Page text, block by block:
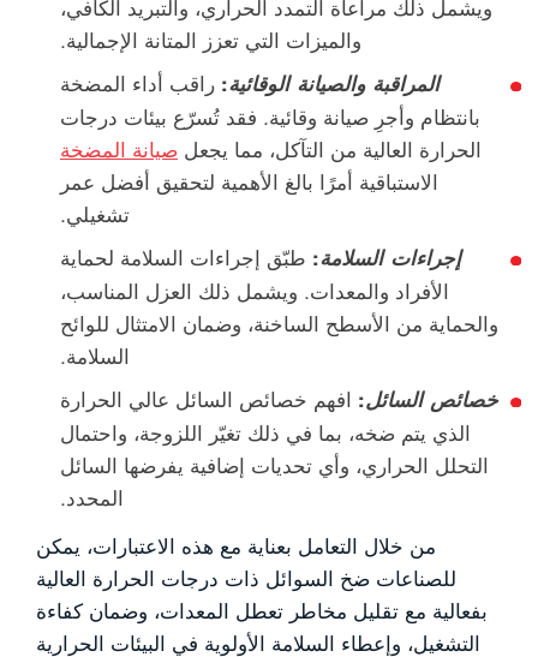
ويشمل ذلك مراعاة التمدد الحراري، والتبريد الكافي،
والميزات التي تعزز المتانة الإجمالية.
المراقبة والصيانة الوقائية: راقب أداء المضخة
بانتظام وأجرِ صيانة وقائية. فقد تُسرّع بيئات درجات
الحرارة العالية من التآكل، مما يجعل صيانة المضخة
الاستباقية أمرًا بالغ الأهمية لتحقيق أفضل عمر
تشغيلي.
إجراءات السلامة: طبّق إجراءات السلامة لحماية
الأفراد والمعدات. ويشمل ذلك العزل المناسب،
والحماية من الأسطح الساخنة، وضمان الامتثال للوائح
السلامة.
خصائص السائل: افهم خصائص السائل عالي الحرارة
الذي يتم ضخه، بما في ذلك تغيّر اللزوجة، واحتمال
التحلل الحراري، وأي تحديات إضافية يفرضها السائل
المحدد.
من خلال التعامل بعناية مع هذه الاعتبارات، يمكن
للصناعات ضخ السوائل ذات درجات الحرارة العالية
بفعالية مع تقليل مخاطر تعطل المعدات، وضمان كفاءة
التشغيل، وإعطاء السلامة الأولوية في البيئات الحرارية